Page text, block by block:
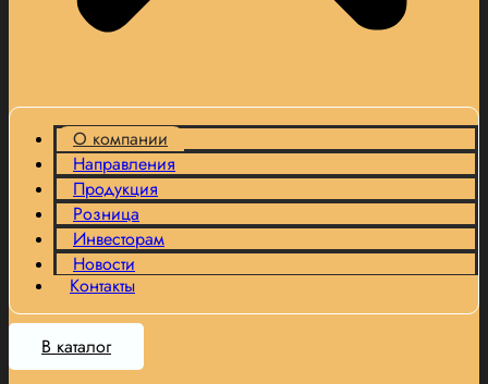
О компании
Направления
Продукция
Розница
Инвесторам
Новости
Контакты
В каталог